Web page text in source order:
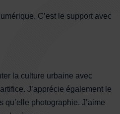
C’est le support avec
la culture urbaine avec
J’apprécie également le
photographie. J’aime